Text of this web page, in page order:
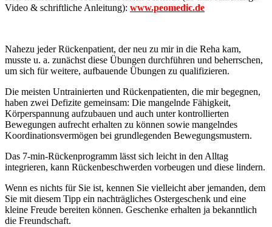
Video & schriftliche Anleitung): www.peomedic.de
Nahezu jeder Rückenpatient, der neu zu mir in die Reha kam,
musste u. a. zunächst diese Übungen durchführen und beherrschen,
um sich für weitere, aufbauende Übungen zu qualifizieren.
Die meisten Untrainierten und Rückenpatienten, die mir begegnen,
haben zwei Defizite gemeinsam: Die mangelnde Fähigkeit,
Körperspannung aufzubauen und auch unter kontrollierten
Bewegungen aufrecht erhalten zu können sowie mangelndes
Koordinationsvermögen bei grundlegenden Bewegungsmustern.
Das 7-min-Rückenprogramm lässt sich leicht in den Alltag
integrieren, kann Rückenbeschwerden vorbeugen und diese lindern.
Wenn es nichts für Sie ist, kennen Sie vielleicht aber jemanden, dem
Sie mit diesem Tipp ein nachträgliches Ostergeschenk und eine
kleine Freude bereiten können. Geschenke erhalten ja bekanntlich
die Freundschaft.